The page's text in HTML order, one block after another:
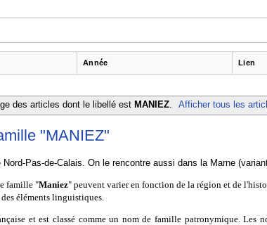
Année Lien
des articles dont le libellé est MANIEZ. Afficher tous les
"MANIEZ"
Pas-de-Calais. On le rencontre aussi dans la Marne
famille "Maniez" peuvent varier en fonction de la région et de
éléments linguistiques.
et est classé comme un nom de famille patronymique. Les